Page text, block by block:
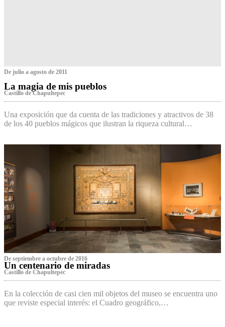
De julio a agosto de 2011
La magia de mis pueblos
Castillo de Chapultepec
Una exposición que da cuenta de las tradiciones y atractivos de 38
de los 40 pueblos mágicos que ilustran la riqueza cultural…
De septiembre a octubre de 2016
Un centenario de miradas
Castillo de Chapultepec
En la colección de casi cien mil objetos del museo se encuentra uno
que reviste especial interés: el Cuadro geográfico,…